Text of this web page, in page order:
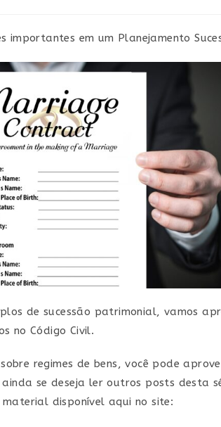
em um Planejamento
de sucessão patrimonial, vamos
no Código Civil.
regimes de bens, você pode
ainda se deseja ler outros posts desta
disponível aqui no site: